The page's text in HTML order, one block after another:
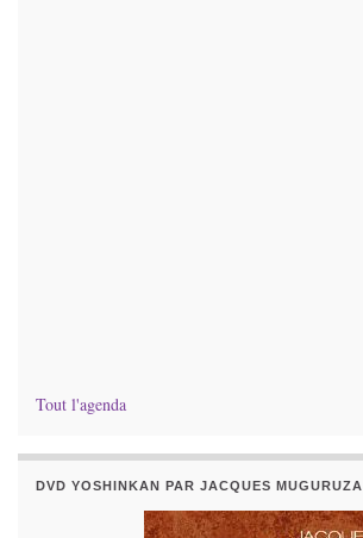
Tout l'agenda
DVD YOSHINKAN PAR JACQUES MUGURUZA